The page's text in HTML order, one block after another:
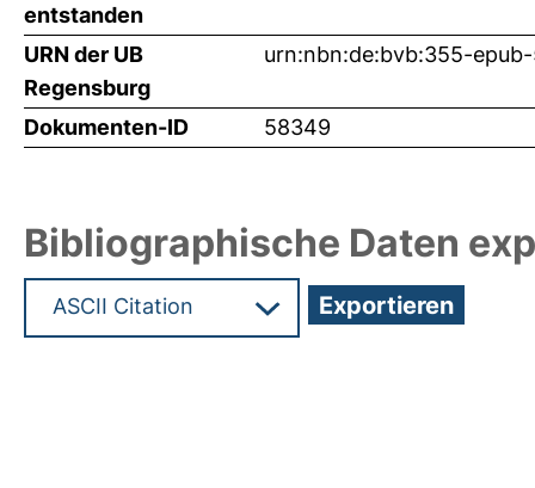
entstanden
URN der UB
Regensburg
urn:nbn:de:bvb:355-
Dokumenten-ID 58349
Bibliographische Daten